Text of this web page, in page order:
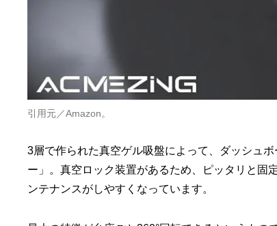
引用元／Amazon。
3層で作られた真空ゲル吸盤によって、ダッシュ
ー」。真空ロック装置があるため、ピッタリと固
ンテナンスがしやすくなっています。